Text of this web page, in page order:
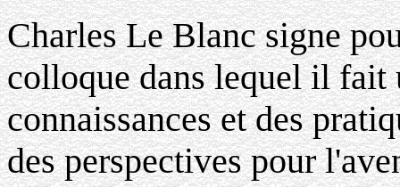
Charles Le Blanc signe
colloque dans lequel il
connaissances et des
des perspectives pour